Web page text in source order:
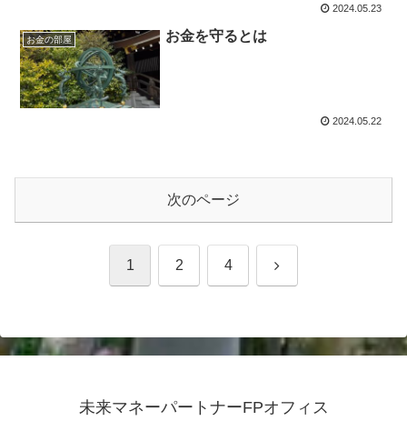
2024.05.23
お金の部屋 お金を守るとは
2024.05.22
次のページ
1 2 4 次
未来マネーパートナーFPオフィス